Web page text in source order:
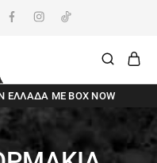
ΜΕ BOX NOW